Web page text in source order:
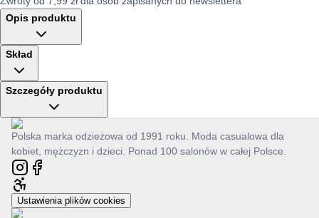
Opis produktu
Skład
Szczegóły produktu
Polska marka odzieżowa od 1991 roku. Moda casualowa dla
kobiet, mężczyzn i dzieci. Ponad 100 salonów w całej Polsce.
Ustawienia plików cookies